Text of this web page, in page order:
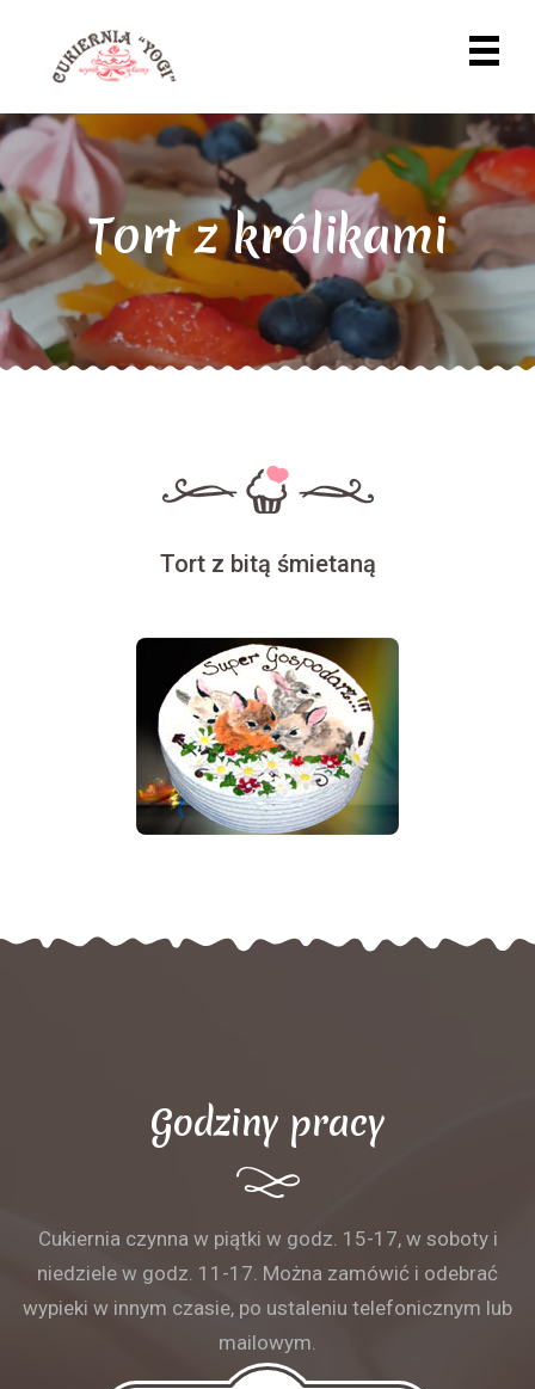
Tort z królikami
Tort z bitą śmietaną
Godziny pracy
Cukiernia czynna w piątki w godz. 15-17, w soboty i
niedziele w godz. 11-17. Można zamówić i odebrać
wypieki w innym czasie, po ustaleniu telefonicznym lub
mailowym.